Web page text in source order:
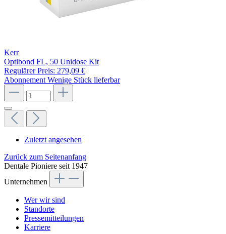
Kerr
Optibond FL, 50 Unidose Kit
Regulärer Preis: 279,09 €
Abonnement Wenige Stück lieferbar
Zuletzt angesehen
Zurück zum Seitenanfang
Dentale Pioniere seit 1947
Unternehmen
Wer wir sind
Standorte
Pressemitteilungen
Karriere